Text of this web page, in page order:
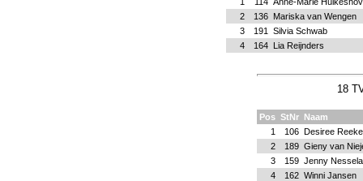
2
136
Mariska van Wengen
3
191
Silvia Schwab
4
164 Lia Reijnders
18
Pos StNr
Naam
1
106 Desiree
2
189 Gieny van
3
159 Jenny
4
162 Winni Jansen